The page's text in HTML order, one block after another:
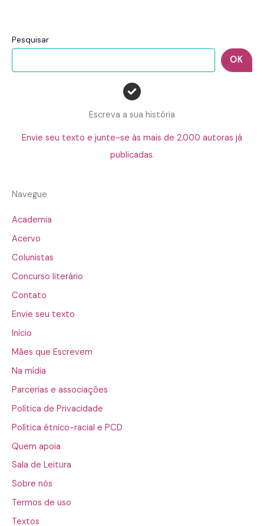
Pesquisar
OK
Escreva a sua história
Envie seu texto e junte-se às mais de 2.000 autoras já
publicadas.
Navegue
Academia
Acervo
Colunistas
Concurso literário
Contato
Envie seu texto
Início
Mães que Escrevem
Na mídia
Parcerias e associações
Política de Privacidade
Política étnico-racial e PCD
Quem apoia
Sala de Leitura
Sobre nós
Termos de uso
Textos